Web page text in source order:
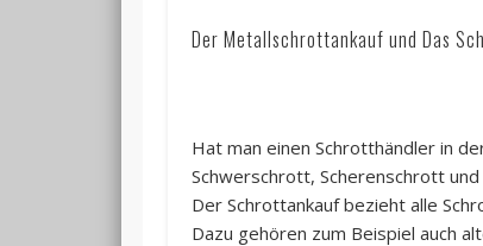
Der Metallschrottankauf und Das
Hat man einen Schrotthändler in
Schwerschrott, Scherenschrott
Der Schrottankauf bezieht alle
Dazu gehören zum Beispiel auch